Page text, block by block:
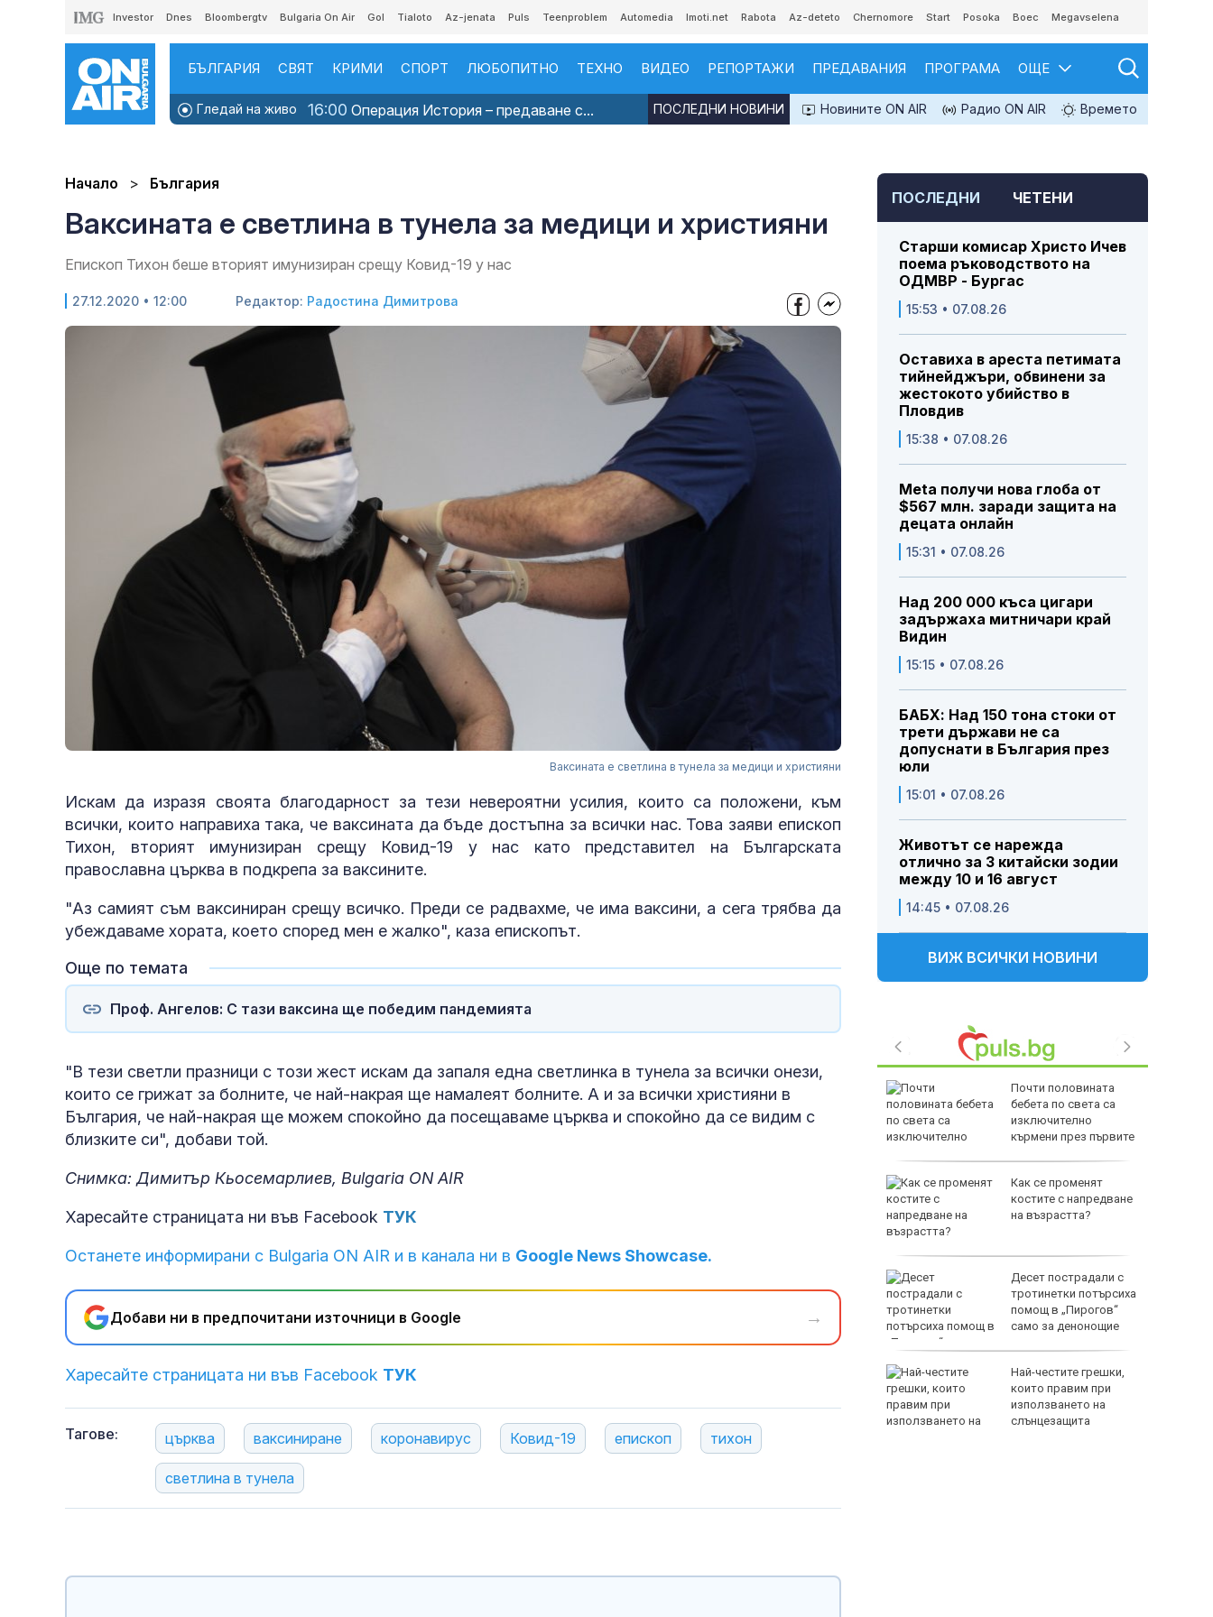
Investor Dnes Bloombergtv Bulgaria On Air Gol Tialoto Az-jenata Puls Teenproblem Automedia Imoti.net Rabota Az-deteto Chernomore Start Posoka Boec Megavselena
БЪЛГАРИЯ СВЯТ КРИМИ СПОРТ ЛЮБОПИТНО ТЕХНО ВИДЕО РЕПОРТАЖИ ПРЕДАВАНИЯ ПРОГРАМА ОЩЕ
Гледай на живо 16:00 Операция История – предаване с... Новините ON AIR Радио ON AIR Времето
ПОСЛЕДНИ НОВИНИ
Начало България
Ваксината е светлина в тунела за медици и християни
Епископ Тихон беше вторият имунизиран срещу Ковид-19 у нас
27.12.2020 • 12:00 Редактор: Радостина Димитрова
Ваксината е светлина в тунела за медици и християни
Искам да изразя своята благодарност за тези невероятни усилия, които са положени, към
всички, които направиха така, че ваксината да бъде достъпна за всички нас. Това заяви епископ
Тихон, вторият имунизиран срещу Ковид-19 у нас като представител на Българската
православна църква в подкрепа за ваксините.
"Аз самият съм ваксиниран срещу всичко. Преди се радвахме, че има ваксини, а сега трябва да
убеждаваме хората, което според мен е жалко", каза епископът.
Още по темата
Проф. Ангелов: С тази ваксина ще победим пандемията
"В тези светли празници с този жест искам да запаля една светлинка в тунела за всички онези,
които се грижат за болните, че най-накрая ще намалеят болните. А и за всички християни в
България, че най-накрая ще можем спокойно да посещаваме църква и спокойно да се видим с
близките си", добави той.
Снимка: Димитър Кьосемарлиев, Bulgaria ON AIR
Харесайте страницата ни във Facebook ТУК
Останете информирани с Bulgaria ON AIR и в канала ни в Google News Showcase.
Добави ни в предпочитани източници в Google →
Харесайте страницата ни във Facebook ТУК
Тагове: църква ваксиниране коронавирус Ковид-19 епископ тихон
светлина в тунела
ПОСЛЕДНИ ЧЕТЕНИ
Старши комисар Христо Ичев
поема ръководството на
ОДМВР - Бургас
15:53 • 07.08.26
Оставиха в ареста петимата
тийнейджъри, обвинени за
жестокото убийство в
Пловдив
15:38 • 07.08.26
Meta получи нова глоба от
$567 млн. заради защита на
децата онлайн
15:31 • 07.08.26
Над 200 000 къса цигари
задържаха митничари край
Видин
15:15 • 07.08.26
БАБХ: Над 150 тона стоки от
трети държави не са
допуснати в България през
юли
15:01 • 07.08.26
Животът се нарежда
отлично за 3 китайски зодии
между 10 и 16 август
14:45 • 07.08.26
ВИЖ ВСИЧКИ НОВИНИ
Издирват 58-
годишният Христо
Величков от Горна
Африканска чума по
проблеми на
"Златните мостове"
Почти половината
бебета по света са
изключително
кърмени през първите
Как се променят
костите с напредване
на възрастта?
Десет пострадали с
тротинетки потърсиха
помощ в „Пирогов“
само за денонощие
Най-честите грешки,
които правим при
използването на
слънцезащита